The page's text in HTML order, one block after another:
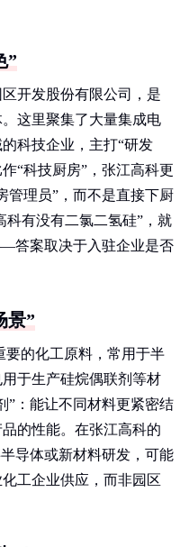
”
开发股份有限公司，是
这里聚集了大量集成电
科技企业，主打“研发
“科技厨房”，张江高科更
管理员”，而不是直接下厨
科有没有二氯二氢硅”，就
答案取决于入驻企业是否
景”
要的化工原料，常用于半
于生产硅烷偶联剂等材
”：能让不同材料更紧密结
的性能。在张江高科的
导体或新材料研发，可能
工企业供应，而非园区